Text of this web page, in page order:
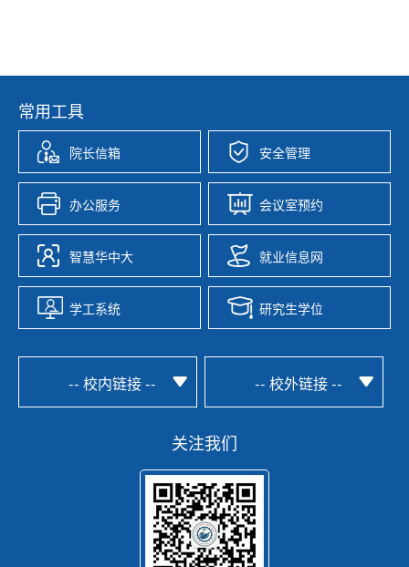
常用工具
院长信箱 安全管理
办公服务 会议室预约
智慧华中大 就业信息网
学工系统 研究生学位
-- 校内链接 -- -- 校外链接 --
关注我们